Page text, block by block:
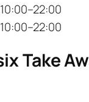
10:00–22:00
10:00–22:00
Take